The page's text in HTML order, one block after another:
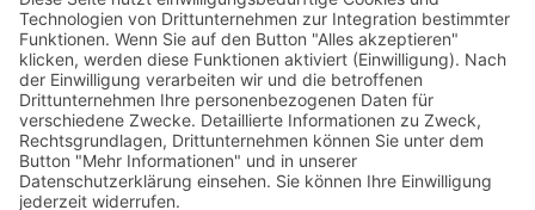
Events
360° ENTERTAINMENT
eps ARENA SUMMIT
FANCOMMERCE FORUM
MARKENFESTIVAL